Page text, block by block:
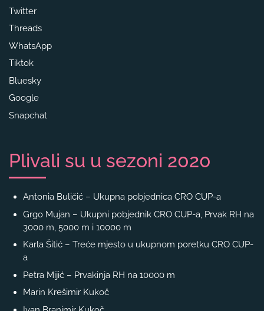
Twitter
Threads
WhatsApp
Tiktok
Bluesky
Google
Snapchat
Plivali su u sezoni 2020
Antonia Buličić – Ukupna pobjednica CRO CUP-a
Grgo Mujan – Ukupni pobjednik CRO CUP-a, Prvak RH na
3000 m, 5000 m i 10000 m
Karla Šitić – Treće mjesto u ukupnom poretku CRO CUP-
a
Petra Mijić – Prvakinja RH na 10000 m
Marin Krešimir Kukoč